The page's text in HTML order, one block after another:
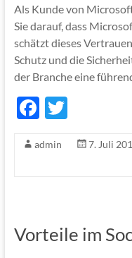
Als Kunde von
Sie darauf, dass
schätzt dieses
Schutz und die
der Branche eine
F
e
k
T
itt
admin 7. Juli
Vorteile im